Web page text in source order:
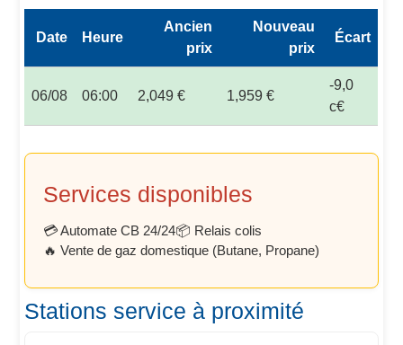
Date Heure
Ancien
prix
Nouveau
prix
Écart
06/08 06:00 2,049 € 1,959 €
-9,0
c€
Services disponibles
💳 Automate CB 24/24📦 Relais colis
🔥 Vente de gaz domestique (Butane, Propane)
Stations service à proximité